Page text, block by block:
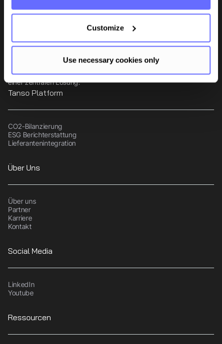
Customize
Use necessary cookies only
Tanso ist die ganzheitliche Nachhaltigkeitssoftware für den
produzierenden Mittelstand. Die TÜV-zertifizierte, audit-konforme
einer zentralen Lösung.
Tanso Platform
CO2-Bilanzierung
ESG Berichterstattung
Lieferantenintegration
Über Uns
Über uns
Partner
Karriere
Kontakt
Social Media
LinkedIn
Youtube
Ressourcen